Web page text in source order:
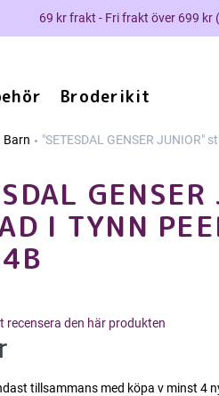
69 kr frakt - Fri frakt över 699
Broderikit
Barn "SETESDAL GENSER JUNIOR"
I TYNN
recensera den här produkten
tillsammans med köpa v minst 4